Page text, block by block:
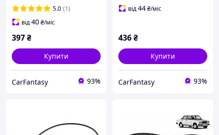
5.0 (1)
від40₴/міс
397₴
Купити
CarFantasy 93%
від44₴/міс
436₴
Купити
CarFantasy 93%